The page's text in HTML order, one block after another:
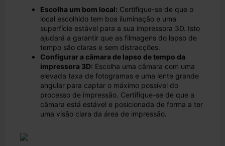
Escolha um bom local: Certifique-se de que o
local escolhido tem boa iluminação e uma
superfície estável para a sua impressora 3D. Isto
ajudará a garantir que as filmagens do lapso de
tempo são claras e sem distracções.
Configurar a câmara de lapso de tempo da
impressora 3D: Escolha uma câmara com uma
elevada taxa de fotogramas e uma lente grande
angular para captar o máximo possível do
processo de impressão. Certifique-se de que a
câmara está estável e posicionada de forma a ter
uma visão clara da área de impressão.